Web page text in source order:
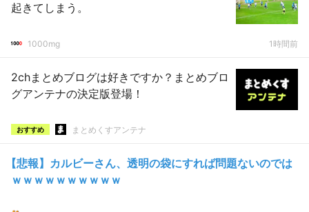
起きてしまう。
1000mg 1時間前
2chまとめブログは好きですか？まとめブロ
グアンテナの決定版登場！
おすすめ まとめくすアンテナ
【悲報】カルビーさん、透明の袋にすれば問題ないのでは
ｗｗｗｗｗｗｗｗｗｗ